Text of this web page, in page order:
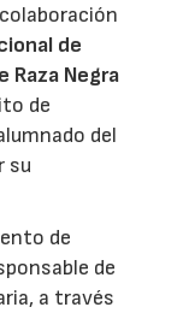
de
Raza Negra
de
del
su
de
de
a través